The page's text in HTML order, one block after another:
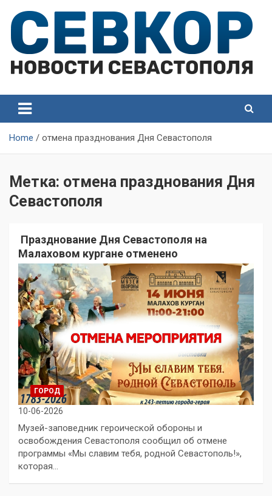
content
Севастополя
Севастополя
Home отмена празднования Дня Севастополя
Метка: отмена празднования Дня
Севастополя
Празднование Дня Севастополя на
Малаховом кургане отменено
ГОРОД
10-06-2026
Музей-заповедник героической обороны и
освобождения Севастополя сообщил об отмене
программы «Мы славим тебя, родной Севастополь!»,
которая…